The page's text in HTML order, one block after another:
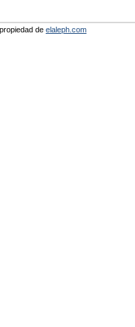
de elaleph.com